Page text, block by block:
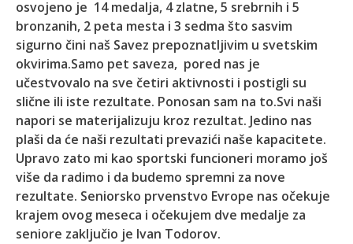
osvojeno je 14 medalja, 4 zlatne, 5 srebrnih i 5
bronzanih, 2 peta mesta i 3 sedma što sasvim
sigurno čini naš Savez prepoznatljivim u svetskim
okvirima.Samo pet saveza, pored nas je
učestvovalo na sve četiri aktivnosti i postigli su
slične ili iste rezultate. Ponosan sam na to.Svi naši
napori se materijalizuju kroz rezultat. Jedino nas
plaši da će naši rezultati prevazići naše kapacitete.
Upravo zato mi kao sportski funcioneri moramo još
više da radimo i da budemo spremni za nove
rezultate. Seniorsko prvenstvo Evrope nas očekuje
krajem ovog meseca i očekujem dve medalje za
seniore zaključio je Ivan Todorov.